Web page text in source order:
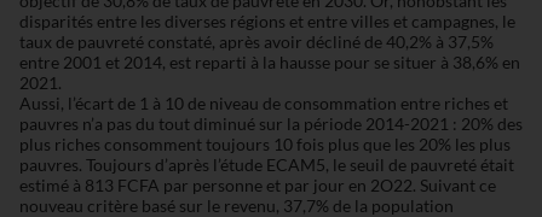
disparités entre les diverses régions et entre villes et campagnes, le
taux de pauvreté constaté, après avoir décliné de 40,2% à 37,5%
entre 2001 et 2014, est reparti à la hausse pour se situer à 38,6% en
2021.
Aussi, l’écart de 1 à 10 de niveau de consommation entre riches et
pauvres n’a pas du tout diminué sur la période 2014-2021 : 20% des
plus riches consomment toujours 10 fois plus que les 20% les plus
pauvres. Toujours d’après l’étude ECAM5, le seuil de pauvreté était
estimé à 813 FCFA par personne et par jour en 2O22. Suivant ce
nouveau critère basé sur le revenu, 37,7% de la population